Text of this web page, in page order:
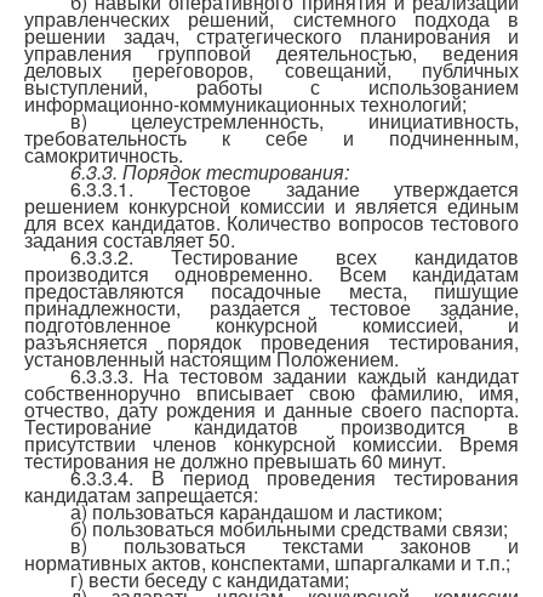
управленческих решений, системного подхода в
решении задач, стратегического планирования и
управления групповой деятельностью, ведения
деловых переговоров, совещаний, публичных
выступлений, работы с использованием
информационно-коммуникационных технологий;
в) целеустремленность, инициативность,
требовательность к себе и подчиненным,
самокритичность.
6.3.3. Порядок тестирования:
6.3.3.1. Тестовое задание утверждается
решением конкурсной комиссии и является единым
для всех кандидатов. Количество вопросов тестового
задания составляет 50.
6.3.3.2. Тестирование всех кандидатов
производится одновременно. Всем кандидатам
предоставляются посадочные места, пишущие
принадлежности, раздается тестовое задание,
подготовленное конкурсной комиссией, и
разъясняется порядок проведения тестирования,
установленный настоящим Положением.
6.3.3.3. На тестовом задании каждый кандидат
собственноручно вписывает свою фамилию, имя,
отчество, дату рождения и данные своего паспорта.
Тестирование кандидатов производится в
присутствии членов конкурсной комиссии. Время
тестирования не должно превышать 60 минут.
6.3.3.4. В период проведения тестирования
кандидатам запрещается:
а) пользоваться карандашом и ластиком;
б) пользоваться мобильными средствами связи;
в) пользоваться текстами законов и
нормативных актов, конспектами, шпаргалками и т.п.;
г) вести беседу с кандидатами;